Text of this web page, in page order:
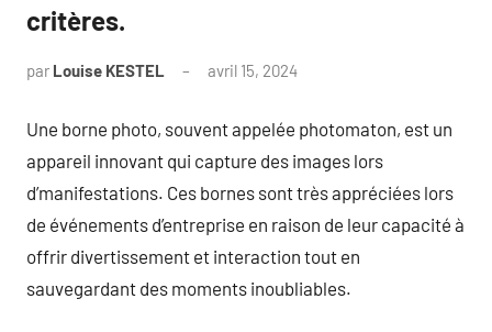
critères.
par Louise KESTEL avril 15, 2024
Une borne photo, souvent appelée photomaton, est un
appareil innovant qui capture des images lors
d’manifestations. Ces bornes sont très appréciées lors
de événements d’entreprise en raison de leur capacité à
offrir divertissement et interaction tout en
sauvegardant des moments inoubliables.